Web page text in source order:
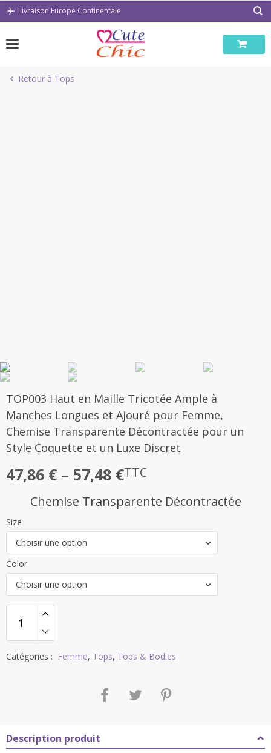
PasserLivraison Europe Continentale
Retour à Tops
TOP003 Haut en Maille Tricotée Ample à
Manches Longues et Ajouré pour Femme,
Chemise Transparente Décontractée pour un
Style Coquette et un Luxe Discret
47,86 € – 57,48 €
Plage
prix :
47,86 €
57,48 €
TTC
Chemise Transparente Décontractée
Size
Choisir une option
Color
Choisir une option
Catégories : Femme, Tops, Tops & Bodies
Description produit